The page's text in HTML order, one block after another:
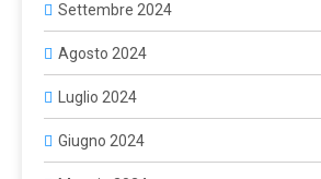
Settembre 2024
Agosto 2024
Luglio 2024
Giugno 2024